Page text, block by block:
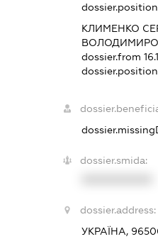
КЛИМЕНКО
dossier.from
dossier.smida:
dossier.address:
УКРАЇНА,